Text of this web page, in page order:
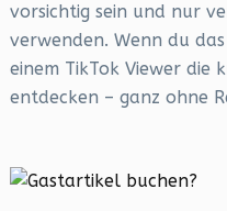
vorsichtig sein und nur
verwenden. Wenn du
einem TikTok Viewer die
entdecken – ganz ohne